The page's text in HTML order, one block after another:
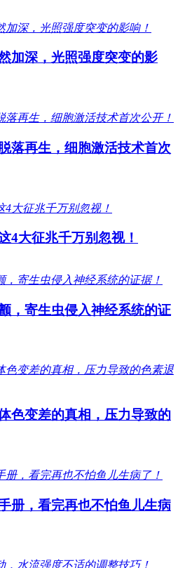
加深，光照强度突变的影
落再生，细胞激活技术首次
4大征兆千万别忽视！
，寄生虫侵入神经系统的证
色变差的真相，压力导致的
册，看完再也不怕鱼儿生病